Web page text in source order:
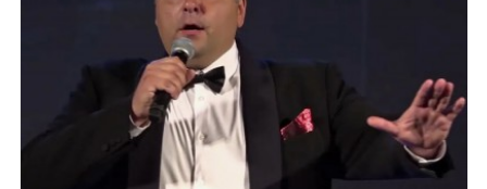
Фотогалерея